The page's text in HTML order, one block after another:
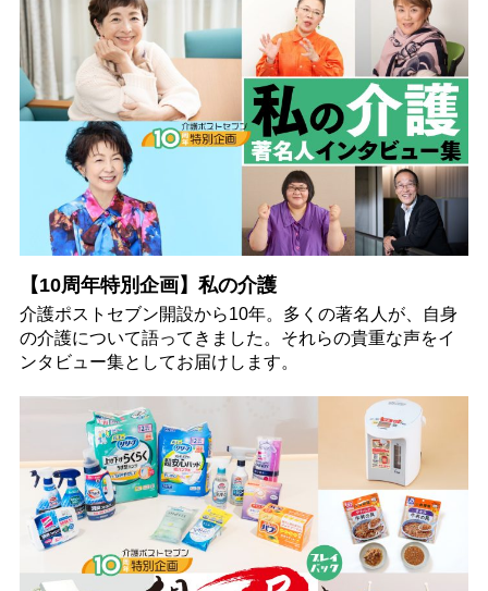
【10周年特別企画】私の介護
介護ポストセブン開設から10年。多くの著名人が、自身
の介護について語ってきました。それらの貴重な声をイ
ンタビュー集としてお届けします。